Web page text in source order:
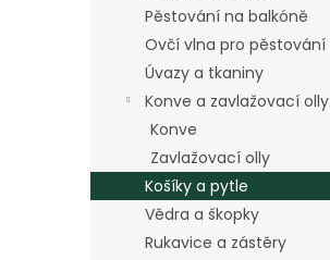
Pěstování na balkóně
Ovčí vlna pro pěstování
Úvazy a tkaniny
Konve a zavlažovací olly
Konve
Zavlažovací olly
Košíky a pytle
Vědra a škopky
Rukavice a zástěry